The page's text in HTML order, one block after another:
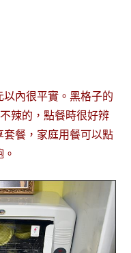
內很平實。黑格子的
辣的，點餐時很好辨
餐，家庭用餐可以點